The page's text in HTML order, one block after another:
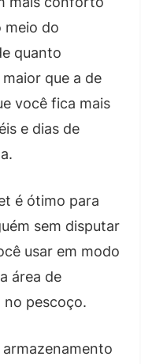
meio do
quanto
que a de
você fica mais
e dias de
é ótimo para
sem disputar
usar em modo
área de
no pescoço.